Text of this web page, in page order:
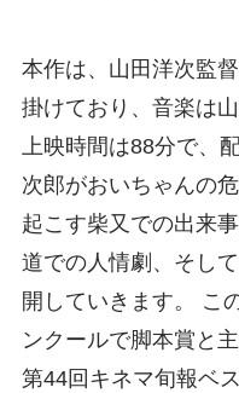
本作は、山田洋次監
掛けており、音楽は
上映時間は88分で、
次郎がおいちゃんの
起こす柴又での出来
道での人情劇、そし
開していきます。 こ
ンクールで脚本賞と
第44回キネマ旬報ベ